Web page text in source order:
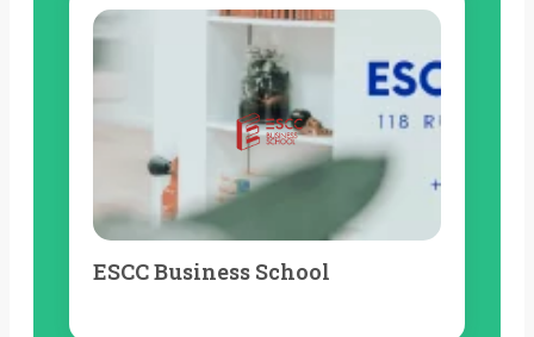
ESCC Business School